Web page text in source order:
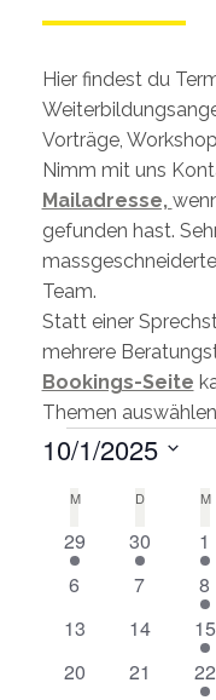
Hier findest du
Vorträge,
Nimm mit uns
Mailadresse,
gefunden hast.
Team.
Statt einer
mehrere
Bookings-Seite
Themen
10/1/2025
das
Datum
Kalender
von
MMONTAGDDIENSTAG
M
1
Veranstaltung
29
1
30
1
1
0
Veranstaltungen
6
0
7
1
8
0
Veranstaltungen
13
0
14
1
15
0
20
0
21
1
22